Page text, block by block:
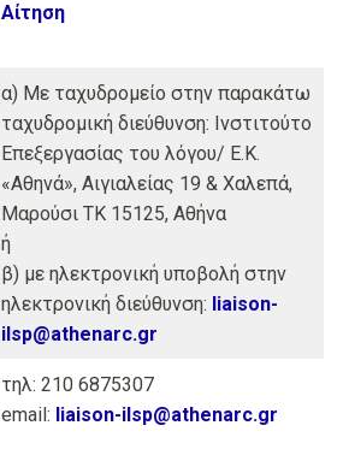
Αίτηση
α) Με ταχυδρομείο στην παρακάτω
ταχυδρομική διεύθυνση: Ινστιτούτο
Επεξεργασίας του λόγου/ Ε.Κ.
«Αθηνά», Αιγιαλείας 19 & Χαλεπά,
Μαρούσι ΤΚ 15125, Αθήνα
ή
β) με ηλεκτρονική υποβολή στην
ηλεκτρονική διεύθυνση: liaison-
ilsp@athenarc.gr
τηλ: 210 6875307
email: liaison-ilsp@athenarc.gr